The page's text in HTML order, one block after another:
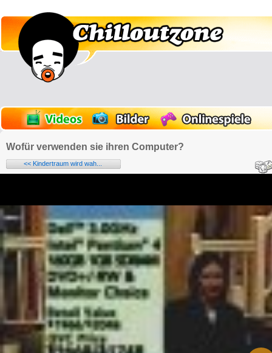
Wofür verwenden sie ihren Computer?
<< Kindertraum wird wah...